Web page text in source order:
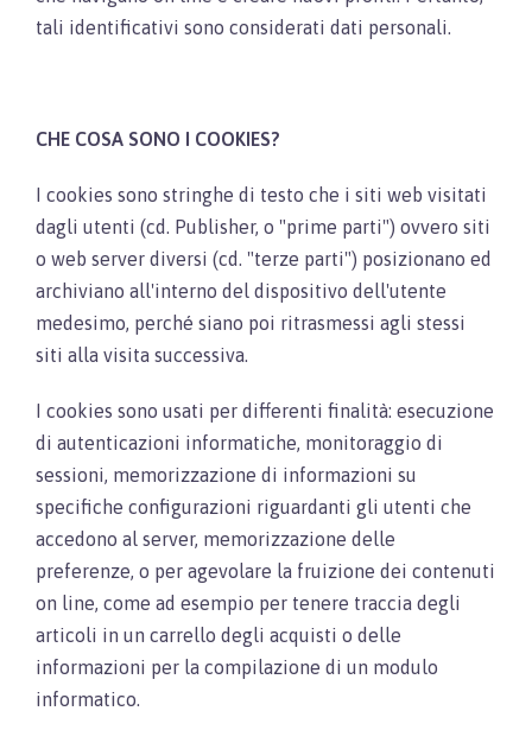
tali identificativi sono considerati dati personali.
CHE COSA SONO I COOKIES?
I cookies sono stringhe di testo che i siti web visitati
dagli utenti (cd. Publisher, o "prime parti") ovvero siti
o web server diversi (cd. "terze parti") posizionano ed
archiviano all'interno del dispositivo dell'utente
medesimo, perché siano poi ritrasmessi agli stessi
siti alla visita successiva.
I cookies sono usati per differenti finalità: esecuzione
di autenticazioni informatiche, monitoraggio di
sessioni, memorizzazione di informazioni su
specifiche configurazioni riguardanti gli utenti che
accedono al server, memorizzazione delle
preferenze, o per agevolare la fruizione dei contenuti
on line, come ad esempio per tenere traccia degli
articoli in un carrello degli acquisti o delle
informazioni per la compilazione di un modulo
informatico.